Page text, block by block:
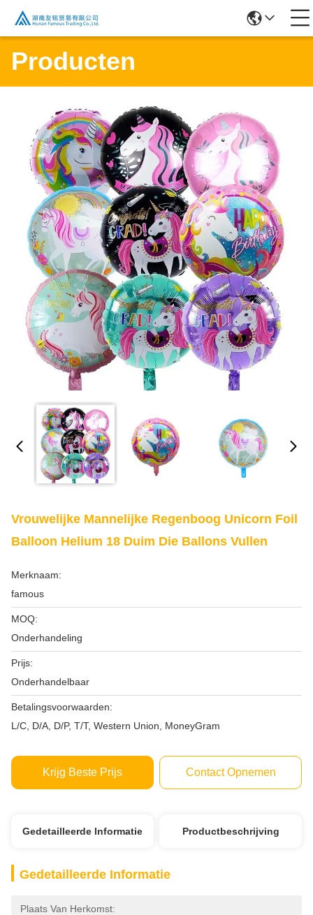
Producten
Vrouwelijke Mannelijke Regenboog Unicorn Foil
Balloon Helium 18 Duim Die Ballons Vullen
Merknaam:
famous
MOQ:
Onderhandeling
Prijs:
Onderhandelbaar
Betalingsvoorwaarden:
L/C, D/A, D/P, T/T, Western Union, MoneyGram
Krijg Beste Prijs Contact Opnemen
Gedetailleerde Informatie Productbeschrijving
Gedetailleerde Informatie
Plaats Van Herkomst: